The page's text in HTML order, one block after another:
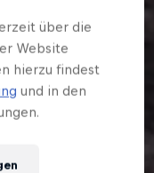
über die
Website
hierzu findest
und in den